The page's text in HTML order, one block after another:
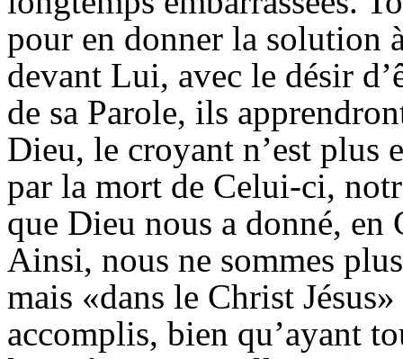
pour en donner la solution
devant Lui, avec le désir
de sa Parole, ils
Dieu, le croyant n’est plus
par la mort de Celui-ci,
que Dieu nous a donné,
Ainsi, nous ne sommes
mais «dans le Christ
accomplis, bien qu’ayant